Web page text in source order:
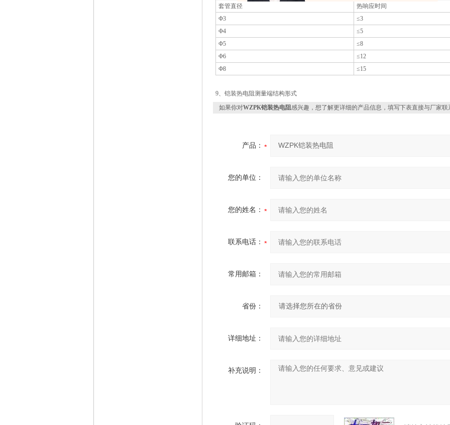
套管直径
热响应时间
Ф3
≤3
Ф4
≤5
Ф5
≤8
Ф6
≤12
Ф8
≤15
9、铠装热电阻测量端结构形式
如果你对WZPK铠装热电阻感兴趣，想了解更详细的产品信息，填写下表直接与厂家联
产品：
您的单位：
您的姓名：
联系电话：
常用邮箱：
省份：
详细地址：
补充说明：